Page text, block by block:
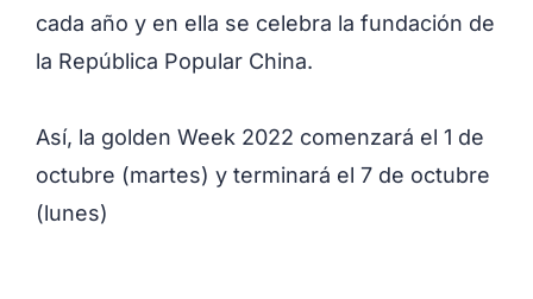
cada año y en ella se celebra la fundación de
la República Popular China.
Así, la golden Week 2022 comenzará el 1 de
octubre (martes) y terminará el 7 de octubre
(lunes)